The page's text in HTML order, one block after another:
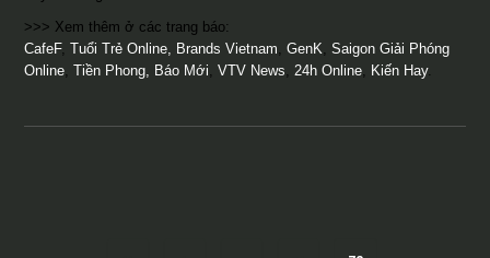
>>> Xem thêm ở các trang báo:
CafeF,Tuổi Trẻ Online, Brands Vietnam,GenK,Saigon Giải Phóng
Online,Tiền Phong, Báo Mới,VTV News, 24h Online, Kiến Hay.